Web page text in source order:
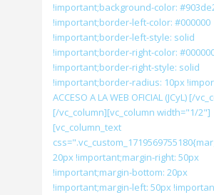
!important;background-color:
!important;border-left-color: #000000
!important;border-left-style: solid
!important;border-right-color:
!important;border-right-style: solid
!important;border-radius: 10px
ACCESO A LA WEB OFICIAL (JCyL) [/
[/vc_column][vc_column width="1/2"]
[vc_column_text
20px !important;margin-right: 50px
!important;margin-bottom: 20px
!important;margin-left: 50px